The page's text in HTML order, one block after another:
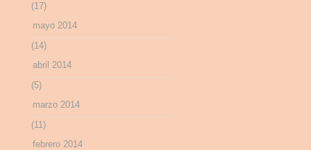
(17)
mayo 2014
(14)
abril 2014
(5)
marzo 2014
(11)
febrero 2014